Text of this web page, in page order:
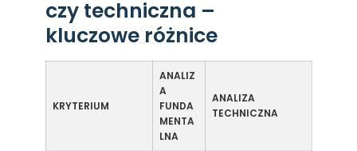
czy techniczna –
kluczowe różnice
KRYTERIUM
ANALIZ
A
FUNDA
MENTA
LNA
ANALIZA
TECHNICZNA